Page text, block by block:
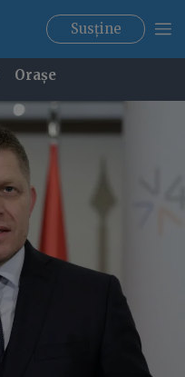
Susține
Orașe